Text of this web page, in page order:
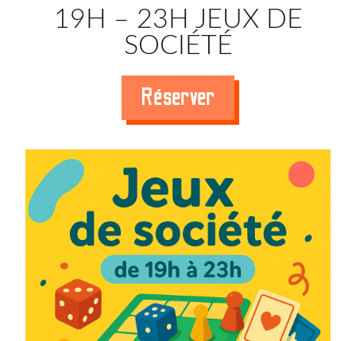
19H – 23H JEUX DE
SOCIÉTÉ
Réserver